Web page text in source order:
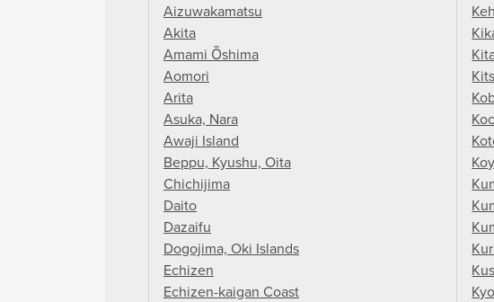
Aizuwakamatsu
Akita
Amami Ōshima
Aomori
Arita
Asuka, Nara
Awaji Island
Beppu, Kyushu, Oita
Chichijima
Daito
Dazaifu
Dogojima, Oki Islands
Echizen
Echizen-kaigan Coast